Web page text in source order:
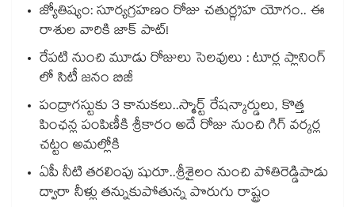
జ్యోతిష్యం: సూర్యగ్రహణం రోజు చతుర్గ్రహ యోగం.. ఈ
రాశుల వారికి జాక్ పాట్!
రేపటి నుంచి మూడు రోజులు సెలవులు : టూర్ల ప్లానింగ్
లో సిటీ జనం బిజీ
పంద్రాగస్టుకు 3 కానుకలు..స్మార్ట్ రేషన్కార్డులు, కొత్త
పింఛన్ల పంపిణీకి శ్రీకారం అదే రోజు నుంచి గిగ్ వర్కర్ల
చట్టం అమల్లోకి
ఏపీ నీటి తరలింపు షురూ..శ్రీశైలం నుంచి పోతిరెడ్డిపాడు
ద్వారా నీళ్లు తన్నుకుపోతున్న పొరుగు రాష్ట్రం